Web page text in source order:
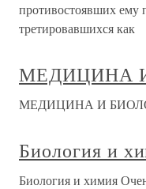
противостоявших ему
третировавшихся как
МЕДИЦИНА
МЕДИЦИНА И
Биология и
Биология и химия